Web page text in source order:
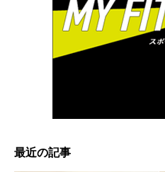
最近の記事